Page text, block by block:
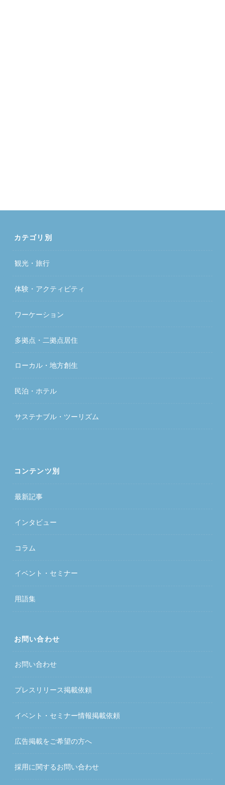
カテゴリ別
観光・旅行
体験・アクティビティ
ワーケーション
多拠点・二拠点居住
ローカル・地方創生
民泊・ホテル
サステナブル・ツーリズム
コンテンツ別
最新記事
インタビュー
コラム
イベント・セミナー
用語集
お問い合わせ
お問い合わせ
プレスリリース掲載依頼
イベント・セミナー情報掲載依頼
広告掲載をご希望の方へ
採用に関するお問い合わせ